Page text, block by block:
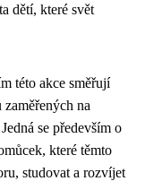
dětí, které svět
této akce směřují
na
se především o
které těmto
studovat a rozvíjet